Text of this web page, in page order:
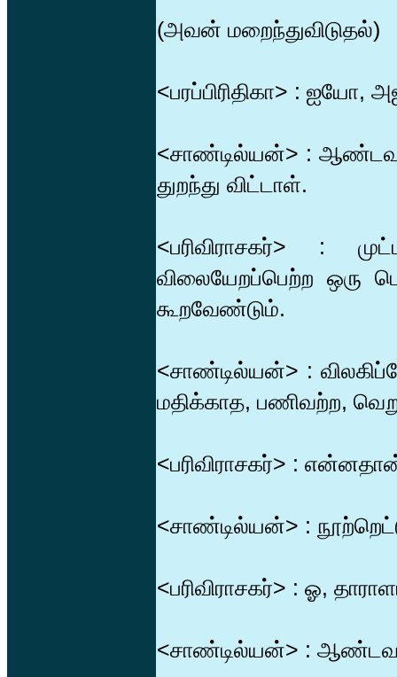
(அவன் மறைந்துவிடுதல்)
<பரப்பிரிதிகா> : ஐயோ,
<சாண்டில்யன்> :
துறந்து விட்டாள்.
<பரிவிராசகர்> :
விலையேறப்பெற்ற ஒரு
கூறவேண்டும்.
<சாண்டில்யன்> :
மதிக்காத, பணிவற்ற,
<பரிவிராசகர்> :
<சாண்டில்யன்> :
<பரிவிராசகர்> : ஓ,
<சாண்டில்யன்> :